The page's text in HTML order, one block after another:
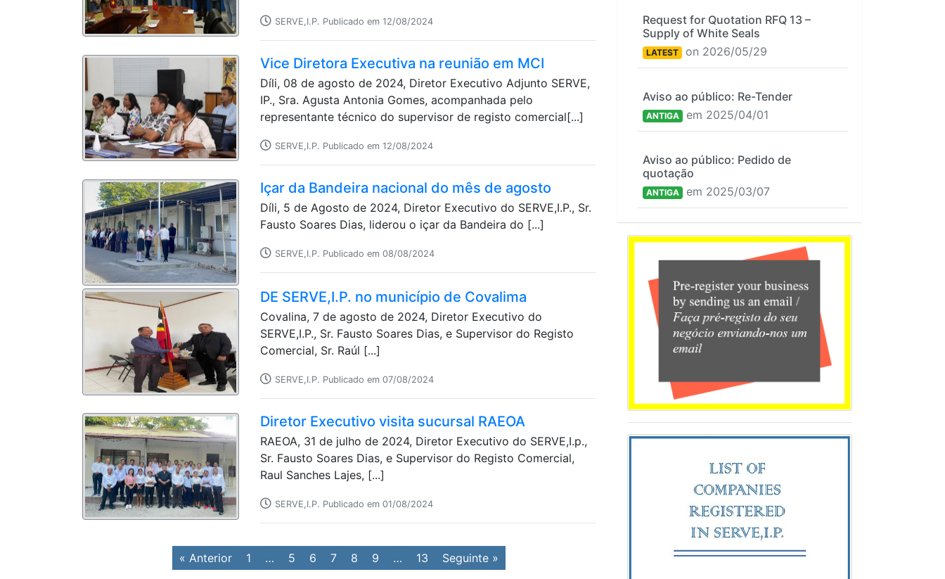
SERVE,I.P. Publicado em 12/08/2024
Vice Diretora Executiva na reunião em MCI
Díli, 08 de agosto de 2024, Diretor Executivo Adjunto SERVE,
IP., Sra. Agusta Antonia Gomes, acompanhada pelo
representante técnico do supervisor de registo comercial[...]
SERVE,I.P. Publicado em 12/08/2024
Içar da Bandeira nacional do mês de agosto
Díli, 5 de Agosto de 2024, Diretor Executivo do SERVE,I.P., Sr.
Fausto Soares Dias, liderou o içar da Bandeira do [...]
SERVE,I.P. Publicado em 08/08/2024
DE SERVE,I.P. no município de Covalima
Covalina, 7 de agosto de 2024, Diretor Executivo do
SERVE,I.P., Sr. Fausto Soares Dias, e Supervisor do Registo
Comercial, Sr. Raúl [...]
SERVE,I.P. Publicado em 07/08/2024
Diretor Executivo visita sucursal RAEOA
RAEOA, 31 de julho de 2024, Diretor Executivo do SERVE,I.p.,
Sr. Fausto Soares Dias, e Supervisor do Registo Comercial,
Raul Sanches Lajes, [...]
SERVE,I.P. Publicado em 01/08/2024
« Anterior 1 … 5 6 7 8 9 … 13 Seguinte »
Request for Quotation RFQ 13 –
Supply of White Seals
LATEST on 2026/05/29
Aviso ao público: Re-Tender
ANTIGA em 2025/04/01
Aviso ao público: Pedido de
quotação
ANTIGA em 2025/03/07